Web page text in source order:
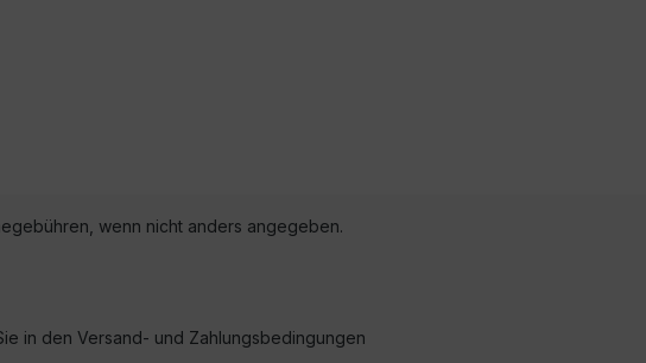
wenn nicht anders angegeben.
in den Versand- und Zahlungsbedingungen